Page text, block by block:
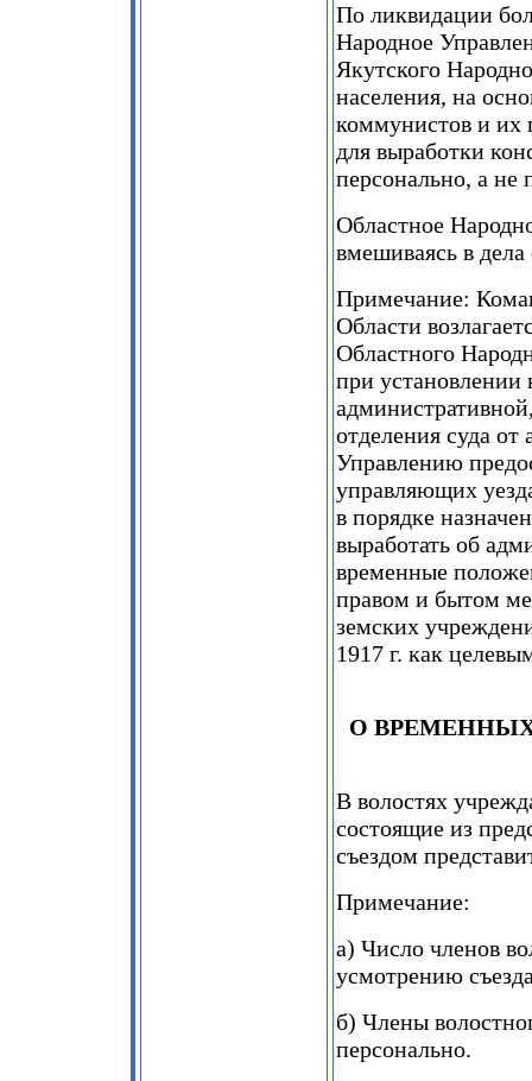
По ликвидации
Народное
Якутского
населения, на
коммунистов и их
для выработки
персонально, а не
Областное
вмешиваясь в дела
Примечание:
Области
Областного
при установлении
отделения суда
Управлению
управляющих
в порядке
выработать об
временные
правом и бытом
земских
1917 г. как
О
В волостях
состоящие из
съездом
Примечание:
а) Число членов
усмотрению
б) Члены
персонально.